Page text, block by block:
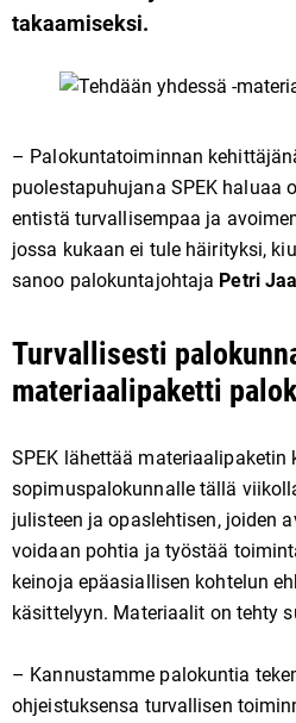
takaamiseksi.
– Palokuntatoiminnan
puolestapuhujana SPEK haluaa
entistä turvallisempaa ja
jossa kukaan ei tule häirityksi,
sanoo palokuntajohtaja Petri
Turvallisesti
materiaalipaketti
SPEK lähettää materiaalipaketin
sopimuspalokunnalle tällä
julisteen ja opaslehtisen, joiden
voidaan pohtia ja työstää
keinoja epäasiallisen kohtelun
käsittelyyn. Materiaalit on tehty
– Kannustamme palokuntia
ohjeistuksensa turvallisen